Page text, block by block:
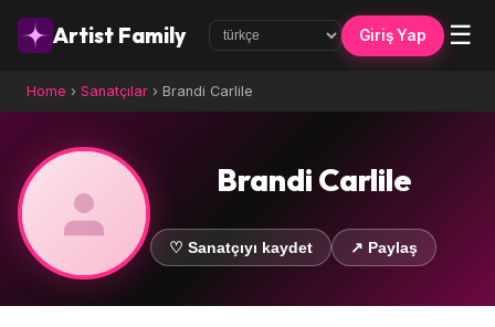
Artist Family Giriş Yap ☰
Home › Sanatçılar › Brandi Carlile
Brandi Carlile
♡ Sanatçıyı kaydet ↗ Paylaş